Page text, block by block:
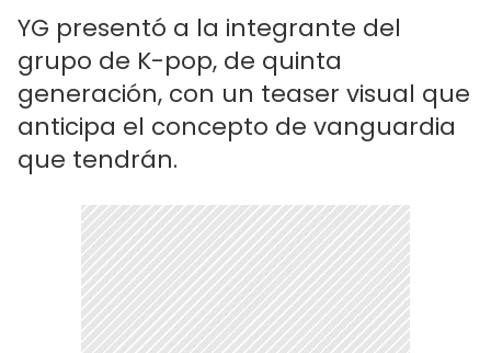
YG presentó a la integrante del
grupo de K-pop, de quinta
generación, con un teaser visual que
anticipa el concepto de vanguardia
que tendrán.